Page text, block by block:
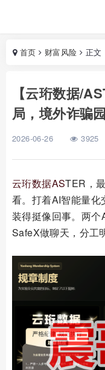
首页 财富风险 正文
【云珩数据/
局，境外诈骗
2026-06-26 3925
云珩数据ASTER，
看。打着AI智能量
装得挺像回事。两
SafeX做聊天，分工